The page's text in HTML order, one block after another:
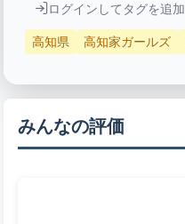
ログインしてタグを追加
高知県 高知家ガールズ
みんなの評価